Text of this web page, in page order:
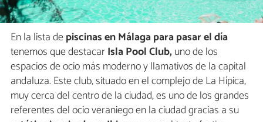
En la lista depiscinas en Málaga para pasar el día
tenemos que destacarIsla Pool Club,uno de los
espacios de ocio más moderno y llamativos de la capital
andaluza. Este club, situado en el complejo de La Hípica,
muy cerca del centro de la ciudad, es uno de los grandes
referentes del ocio veraniego en la ciudad gracias a su